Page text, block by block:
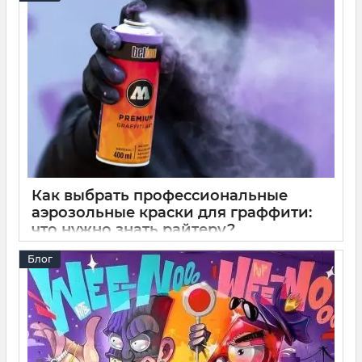
Давление баллона определяет 50% успеха твоей работы.
Высокое – это быстрое заполнение и мощное покрытие,
низкое – четкие линии без подтеков и максимальный
контроль над потоком. В статье подробно разбираем
технические характеристики, расход краски, влияние
температуры и показываем, как корректно комбинировать
разное давление для получения профессионального
результата.
Как выбрать профессиональные
аэрозольные краски для граффити:
что нужно знать райтеру?
10 11 2025 0 14 минут
Профессиональные баллончики – это стабильное
давление и равномерное покрытие, а также технологии,
позволяющие работать в любых условиях. От выбора
цвета до правильного нанесения – твой новый уровень
граффити и стрит-арта ждет!
Блог